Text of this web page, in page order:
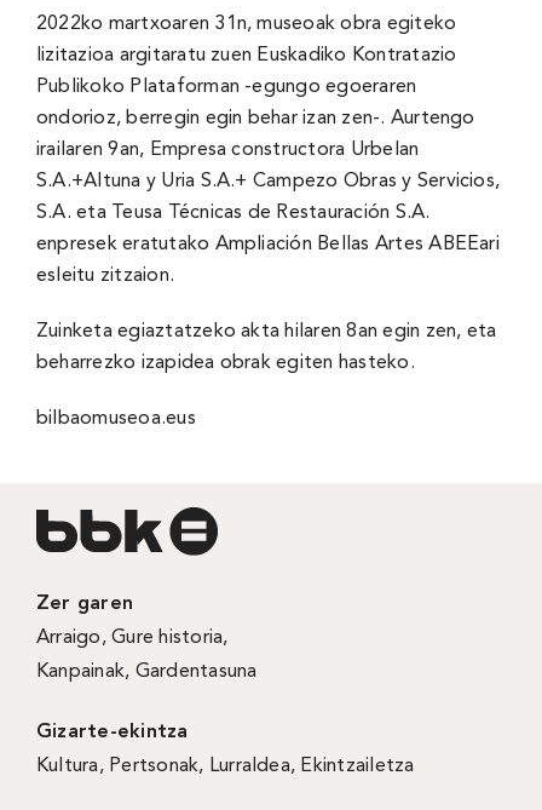
2022ko martxoaren 31n, museoak obra egiteko
lizitazioa argitaratu zuen Euskadiko Kontratazio
Publikoko Plataforman -egungo egoeraren
ondorioz, berregin egin behar izan zen-. Aurtengo
irailaren 9an, Empresa constructora Urbelan
S.A.+Altuna y Uria S.A.+ Campezo Obras y Servicios,
S.A. eta Teusa Técnicas de Restauración S.A.
enpresek eratutako Ampliación Bellas Artes ABEEari
esleitu zitzaion.
Zuinketa egiaztatzeko akta hilaren 8an egin zen, eta
beharrezko izapidea obrak egiten hasteko.
bilbaomuseoa.eus
Zer garen
Arraigo,Gure historia,
Kanpainak, Gardentasuna
Gizarte-ekintza
Kultura, Pertsonak, Lurraldea, Ekintzailetza